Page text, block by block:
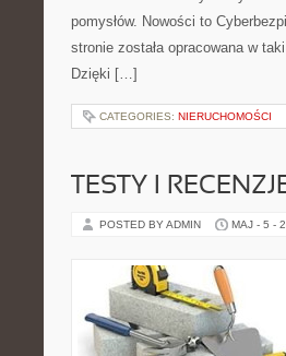
pomysłów. Nowości to
stronie została opracowana w
Dzięki […]
CATEGORIES: NIERUCHOMOŚCI
TESTY I
POSTED BY ADMIN MAJ - 5 -